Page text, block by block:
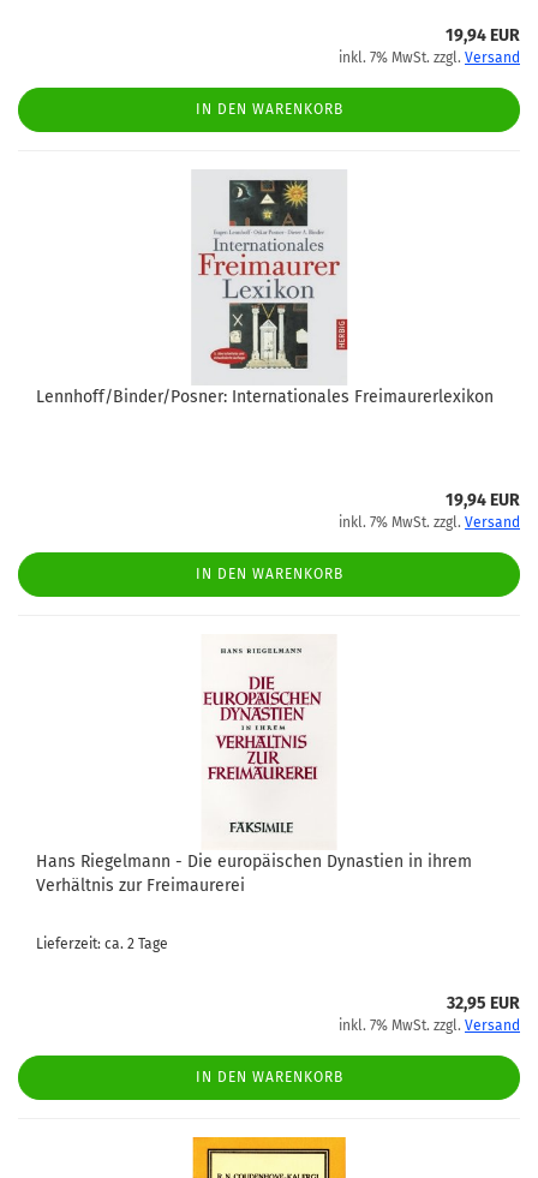
19,94 EUR
inkl. 7% MwSt. zzgl. Versand
IN DEN WARENKORB
Lennhoff/Binder/Posner: Internationales Freimaurerlexikon
19,94 EUR
inkl. 7% MwSt. zzgl. Versand
IN DEN WARENKORB
Hans Riegelmann - Die europäischen Dynastien in ihrem
Verhältnis zur Freimaurerei
Lieferzeit: ca. 2 Tage
32,95 EUR
inkl. 7% MwSt. zzgl. Versand
IN DEN WARENKORB